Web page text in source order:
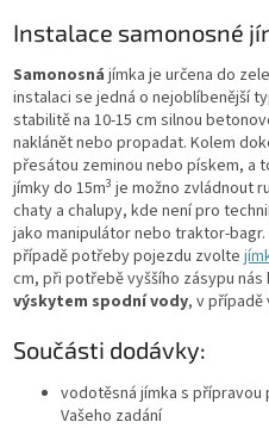
Instalace samonosné
Samonosná jímka je určena do
instalaci se jedná o nejoblíbenější
stabilitě na 10-15 cm silnou
naklánět nebo propadat. Kolem
přesátou zeminou nebo pískem, a
jímky do 15m3 je možno zvládnout
chaty a chalupy, kde není pro
jako manipulátor nebo traktor-
případě potřeby pojezdu zvolte
cm, při potřebě vyššího zásypu
výskytem spodní vody, v
Součásti dodávky:
vodotěsná jímka s
Vašeho zadání